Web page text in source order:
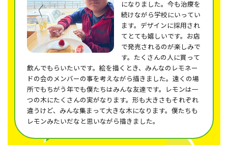
になりました。今も治療を
続けながら学校にいってい
ます。デザインに採用され
てとても嬉しいです。お店
で発売されるのが楽しみで
す。たくさんの人に買って
飲んでもらいたいです。絵を描くとき、みんなのレモネー
ドの会のメンバーの事を考えながら描きました。遠くの場
所でもちがう年でも僕たちはみんな友達です。レモンは一
つの木にたくさんの実がなります。形も大きさもそれぞれ
違うけど、みんな集まって大きな木になります。僕たちも
レモンみたいだなと思いながら描きました。